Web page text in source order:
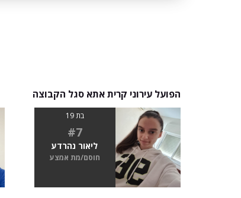
הפועל עירוני קרית אתא סגל הקבוצה
בת 19
#7
ליאור נהרדע
חוסם/מת אמצע